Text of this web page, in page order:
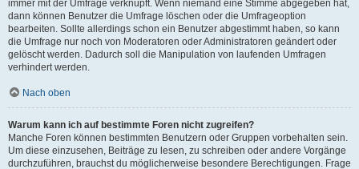
immer mit der Umfrage verknüpft. Wenn niemand eine Stimme abgegeben hat,
dann können Benutzer die Umfrage löschen oder die Umfrageoption
bearbeiten. Sollte allerdings schon ein Benutzer abgestimmt haben, so kann
die Umfrage nur noch von Moderatoren oder Administratoren geändert oder
gelöscht werden. Dadurch soll die Manipulation von laufenden Umfragen
verhindert werden.
Nach oben
Warum kann ich auf bestimmte Foren nicht zugreifen?
Manche Foren können bestimmten Benutzern oder Gruppen vorbehalten sein.
Um diese einzusehen, Beiträge zu lesen, zu schreiben oder andere Vorgänge
durchzuführen, brauchst du möglicherweise besondere Berechtigungen. Frage